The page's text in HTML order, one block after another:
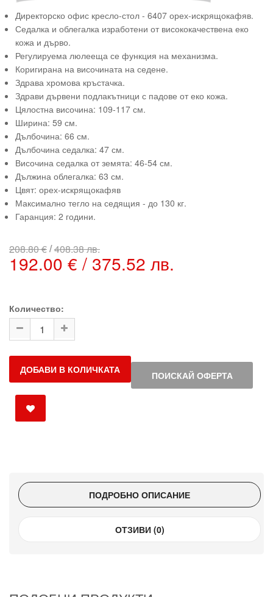
Директорско офис кресло-стол - 6407 орех-искрящокафяв.
Седалка и облегалка изработени от висококачествена еко
кожа и дърво.
Регулируема люлееща се функция на механизма.
Коригирана на височината на седене.
Здрава хромова кръстачка.
Здрави дървени подлакътници с падове от еко кожа.
Цялостна височина: 109-117 см.
Ширина: 59 см.
Дълбочина: 66 см.
Дълбочина седалка: 47 см.
Височина седалка от земята: 46-54 см.
Дължина облегалка: 63 см.
Цвят: орех-искрящокафяв
Максимално тегло на седящия - до 130 кг.
Гаранция: 2 години.
208.80 €/408.38 лв.
192.00 € / 375.52 лв.
Количество:
ДОБАВИ В КОЛИЧКАТА ПОИСКАЙ ОФЕРТА
ПОДРОБНО ОПИСАНИЕ
ОТЗИВИ (0)